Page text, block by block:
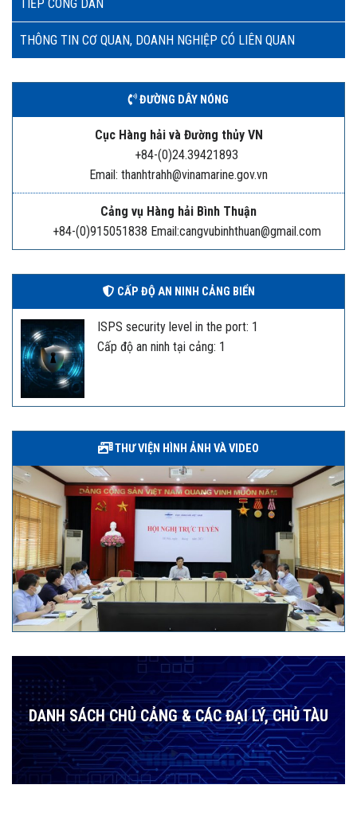
TIẾP CÔNG DÂN
THÔNG TIN CƠ QUAN, DOANH NGHIỆP CÓ LIÊN QUAN
ĐƯỜNG DÂY NÓNG
Cục Hàng hải và Đường thủy VN
+84-(0)24.39421893
Email: thanhtrahh@vinamarine.gov.vn
Cảng vụ Hàng hải Bình Thuận
+84-(0)915051838 Email:cangvubinhthuan@gmail.com
CẤP ĐỘ AN NINH CẢNG BIỂN
ISPS security level in the port: 1
Cấp độ an ninh tại cảng: 1
THƯ VIỆN HÌNH ẢNH VÀ VIDEO
DANH SÁCH CHỦ CẢNG & CÁC ĐẠI LÝ, CHỦ TÀU